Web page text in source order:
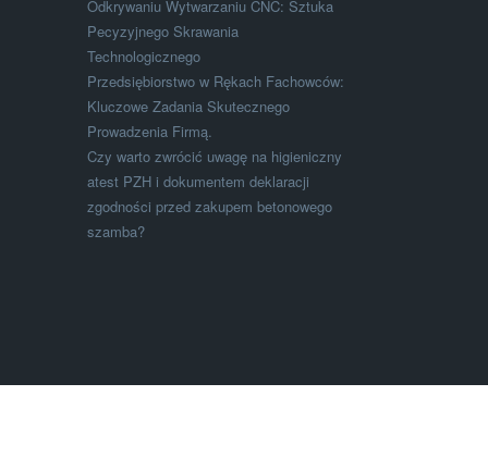
Odkrywaniu Wytwarzaniu CNC: Sztuka
Pecyzyjnego Skrawania
Technologicznego
Przedsiębiorstwo w Rękach Fachowców:
Kluczowe Zadania Skutecznego
Prowadzenia Firmą.
Czy warto zwrócić uwagę na higieniczny
atest PZH i dokumentem deklaracji
zgodności przed zakupem betonowego
szamba?